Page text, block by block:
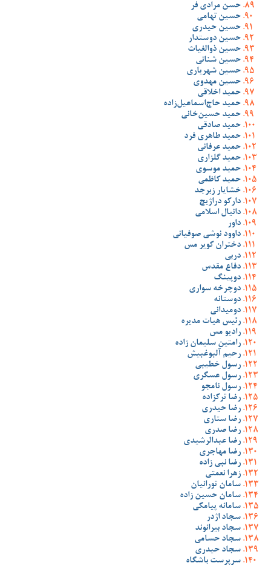
حسن مرادی فر
حسین تهامی
حسین حیدری
حسین دوستدار
حسین ذوالغیاث
حسین شنانی
حسین شهریاری
حسین مهدوی
حمید اخلاقی
حمید حاج‌اسماعیل‌زاده
حمید حسین‌خانی
حمید صادقی
حمید طاهری فرد
حمید عرفانی
حمید گلزاری
حمید موسوی
حمید کاظمی
خشایار زبرجد
دارکو دراژیچ
دانیال اسلامی
داور
داوود نوشی صوفیانی
دختران کویر مس
دربی
دفاع مقدس
دوپینگ
دوچرخه سواری
دوستانه
دومیدانی
رئیس هیات مدیره
رادیو مس
رامتین سلیمان زاده
رحیم آلبوغبیش
رسول خطیبی
رسول عسگری
رسول نامجو
رضا ترکزاده
رضا حیدری
رضا ستاری
رضا صدری
رضا عبدالرشیدی
رضا مهاجری
رضا نبی زاده
زهرا نعمتی
سامان تورانیان
سامان حسین زاده
سامانه پیامکی
سجاد اژدر
سجاد بیرانوند
سجاد حسامی
سجاد حیدری
سرپرست باشگاه